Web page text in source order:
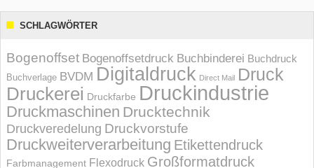
SCHLAGWÖRTER
Bogenoffset Bogenoffsetdruck Buchbinderei Buchdruck
Buchverlage BVDM Digitaldruck Direct Mail Druck
Druckerei Druckfarbe Druckindustrie
Druckmaschinen Drucktechnik
Druckveredelung Druckvorstufe
Druckweiterverarbeitung Etikettendruck
Farbmanagement Flexodruck Großformatdruck